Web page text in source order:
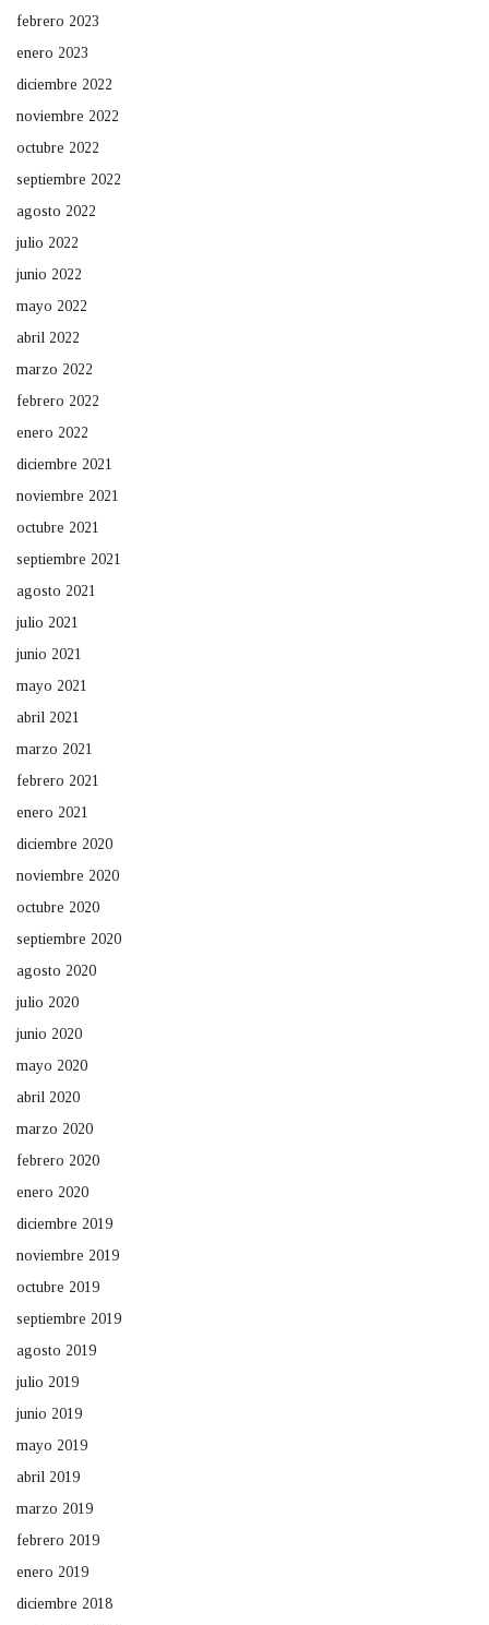
febrero 2023
enero 2023
diciembre 2022
noviembre 2022
octubre 2022
septiembre 2022
agosto 2022
julio 2022
junio 2022
mayo 2022
abril 2022
marzo 2022
febrero 2022
enero 2022
diciembre 2021
noviembre 2021
octubre 2021
septiembre 2021
agosto 2021
julio 2021
junio 2021
mayo 2021
abril 2021
marzo 2021
febrero 2021
enero 2021
diciembre 2020
noviembre 2020
octubre 2020
septiembre 2020
agosto 2020
julio 2020
junio 2020
mayo 2020
abril 2020
marzo 2020
febrero 2020
enero 2020
diciembre 2019
noviembre 2019
octubre 2019
septiembre 2019
agosto 2019
julio 2019
junio 2019
mayo 2019
abril 2019
marzo 2019
febrero 2019
enero 2019
diciembre 2018